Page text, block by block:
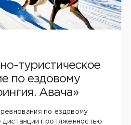
туристическое
по ездовому
Авача»
по ездовому
дистанции протяженностью